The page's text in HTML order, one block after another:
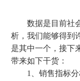
数据是目前社会
析，我们能够得到
是其中一个，接下
带来如下干货：
1、销售指标分